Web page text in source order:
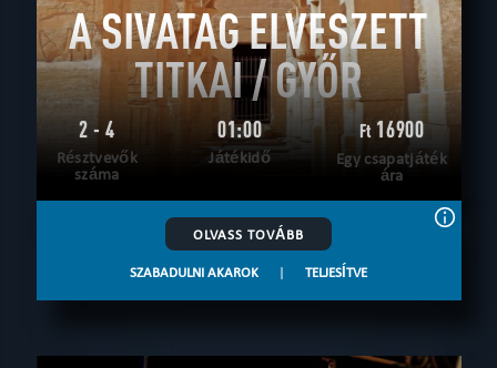
A SIVATAG ELVESZETT
TITKAI / GYŐR
2 - 4
Résztvevők
száma
01:00
Játékidő
Ft16900
Egy csapatjáték
ára
OLVASS TOVÁBB
SZABADULNI AKAROK | TELJESÍTVE